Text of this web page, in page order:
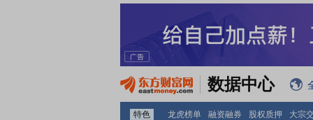
数据中心
特色 龙虎榜单 融资融券 股权质押
大宗